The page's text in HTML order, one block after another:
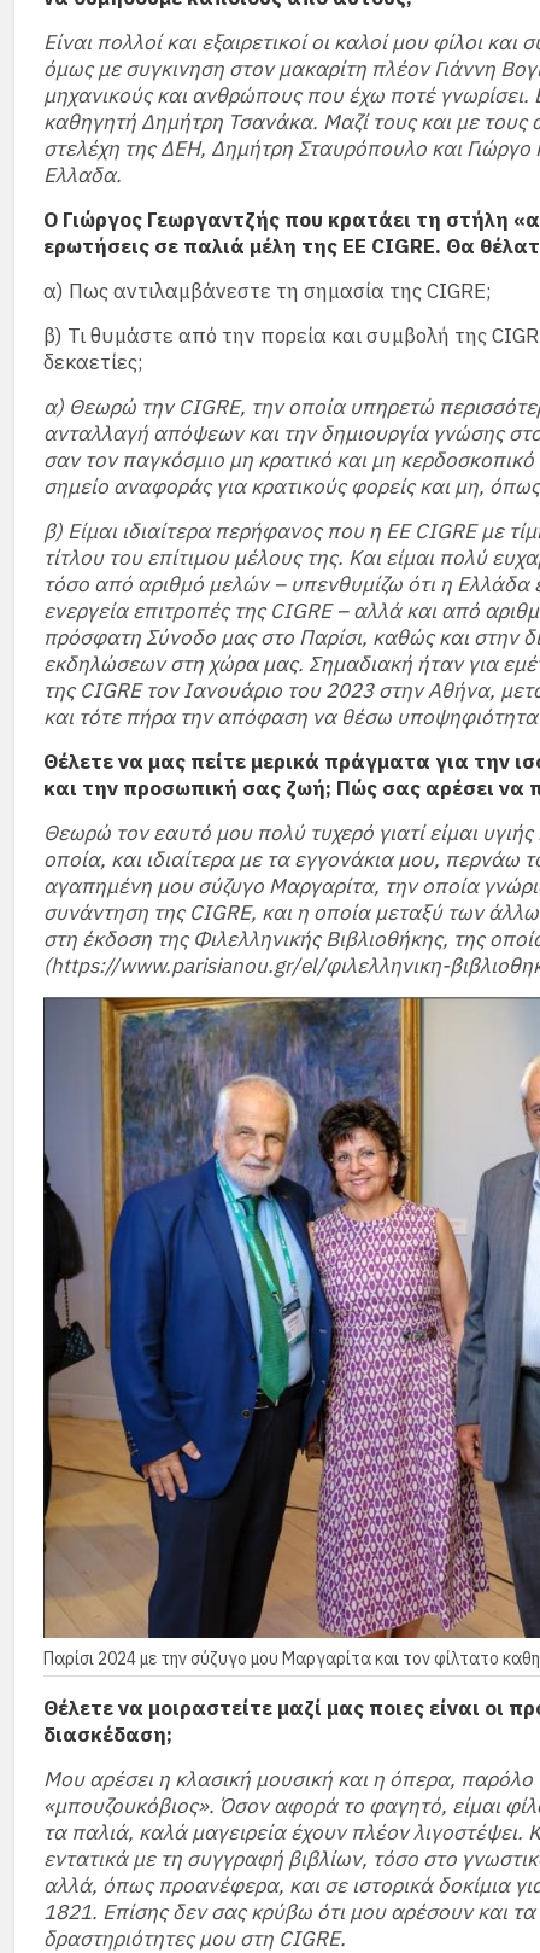
Είναι πολλοί και εξαιρετικοί οι καλοί μου φίλοι
όμως με συγκινηση στον μακαρίτη πλέον Γιάννη
μηχανικούς και ανθρώπους που έχω ποτέ γνωρίσει.
καθηγητή Δημήτρη Τσανάκα. Μαζί τους και με
στελέχη της ΔΕΗ, Δημήτρη Σταυρόπουλο και
Ελλαδα.
Ο Γιώργος Γεωργαντζής που κρατάει τη στήλη
ερωτήσεις σε παλιά μέλη της ΕΕ CIGRE. Θα
α) Πως αντιλαμβάνεστε τη σημασία της CIGRE;
β) Τι θυμάστε από την πορεία και συμβολή της
δεκαετίες;
α) Θεωρώ την CIGRE, την οποία υπηρετώ
ανταλλαγή απόψεων και την δημιουργία γνώσης
σαν τον παγκόσμιο μη κρατικό και μη
σημείο αναφοράς για κρατικούς φορείς και μη,
β) Είμαι ιδιαίτερα περήφανος που η ΕΕ CIGRE με
τίτλου του επίτιμου μέλους της. Και είμαι πολύ
τόσο από αριθμό μελών – υπενθυμίζω ότι η Ελλάδα
ενεργεία επιτροπές της CIGRE – αλλά και από
πρόσφατη Σύνοδο μας στο Παρίσι, καθώς και στην
εκδηλώσεων στη χώρα μας. Σημαδιακή ήταν για
της CIGRE τον Ιανουάριο του 2023 στην Αθήνα,
και τότε πήρα την απόφαση να θέσω
Θέλετε να μας πείτε μερικά πράγματα για την
και την προσωπική σας ζωή; Πώς σας αρέσει να
Θεωρώ τον εαυτό μου πολύ τυχερό γιατί είμαι υγιής
οποία, και ιδιαίτερα με τα εγγονάκια μου,
αγαπημένη μου σύζυγο Μαργαρίτα, την οποία
συνάντηση της CIGRE, και η οποία μεταξύ των
στη έκδοση της Φιλελληνικής Βιβλιοθήκης, της
(https://www.parisianou.gr/el/φιλελληνικη-
Παρίσι 2024 με την σύζυγο μου Μαργαρίτα και τον φίλτατο
Θέλετε να μοιραστείτε μαζί μας ποιες είναι οι
διασκέδαση;
Μου αρέσει η κλασική μουσική και η όπερα, παρόλo
«μπουζουκόβιος». Όσον αφορά το φαγητό, είμαι
τα παλιά, καλά μαγειρεία έχουν πλέον λιγοστέψει.
εντατικά με τη συγγραφή βιβλίων, τόσο στο
αλλά, όπως προανέφερα, και σε ιστορικά δοκίμια
1821. Επίσης δεν σας κρύβω ότι μου αρέσουν και τα
δραστηριότητες μου στη CIGRE.